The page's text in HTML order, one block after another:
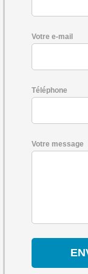
Votre e-mail
Téléphone
Votre message